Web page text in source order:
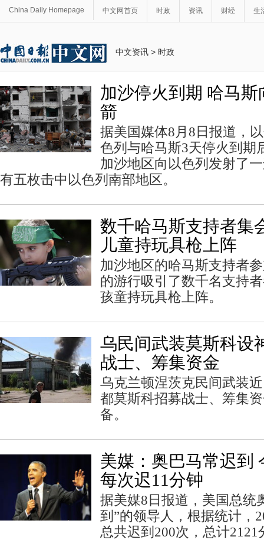
China Daily Homepage 中文网首页 时政 资讯 财经 生
中文资讯 > 时政
加沙停火到期 哈马
箭
据美国媒体8月8日报道，
色列与哈马斯3天停火到期
加沙地区向以色列发射了
有五枚击中以色列南部地区。
数千哈马斯支持者集
儿童持玩具枪上阵
加沙地区的哈马斯支持者
的游行吸引了数千名支持
孩童持玩具枪上阵。
乌民间武装莫斯科设
战士、筹集资金
乌克兰顿涅茨克民间武装
都莫斯科招募战士、筹集
备。
美媒：奥巴马常迟到
每次迟11分钟
据美媒8日报道，美国总统
到”的领导人，根据统计，
总共迟到200次，总计